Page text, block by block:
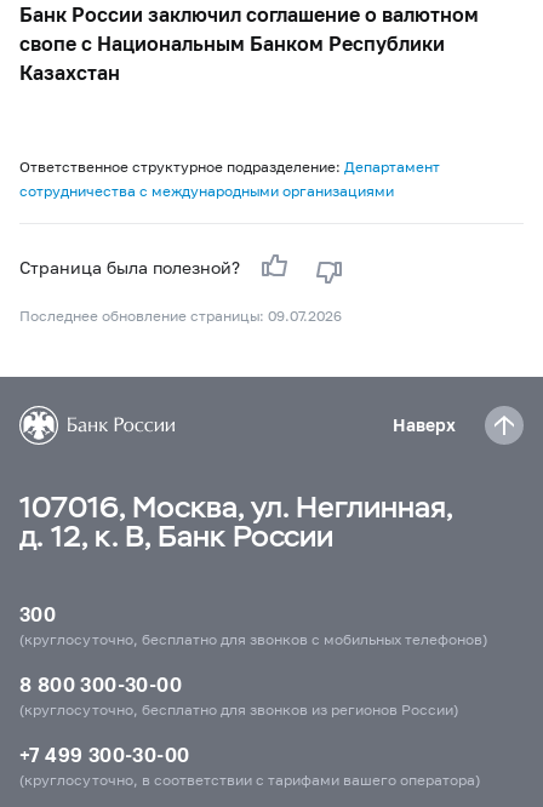
Банк России заключил соглашение о валютном
свопе с Национальным Банком Республики
Казахстан
Ответственное структурное подразделение: Департамент
сотрудничества с международными организациями
Страница была полезной?
Последнее обновление страницы: 09.07.2026
Наверх
107016, Москва, ул. Неглинная,
д. 12, к. В, Банк России
300
(круглосуточно, бесплатно для звонков с мобильных телефонов)
8 800 300-30-00
(круглосуточно, бесплатно для звонков из регионов России)
+7 499 300-30-00
(круглосуточно, в соответствии с тарифами вашего оператора)